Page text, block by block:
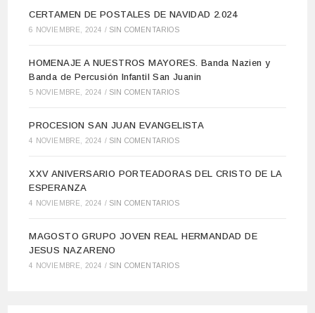
CERTAMEN DE POSTALES DE NAVIDAD 2.024
6 NOVIEMBRE, 2024 / SIN COMENTARIOS
HOMENAJE A NUESTROS MAYORES. Banda Nazien y
Banda de Percusión Infantil San Juanin
5 NOVIEMBRE, 2024 / SIN COMENTARIOS
PROCESION SAN JUAN EVANGELISTA
4 NOVIEMBRE, 2024 / SIN COMENTARIOS
XXV ANIVERSARIO PORTEADORAS DEL CRISTO DE LA
ESPERANZA
4 NOVIEMBRE, 2024 / SIN COMENTARIOS
MAGOSTO GRUPO JOVEN REAL HERMANDAD DE
JESUS NAZARENO
4 NOVIEMBRE, 2024 / SIN COMENTARIOS